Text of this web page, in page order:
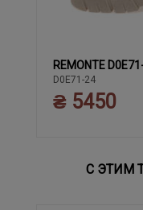
36 37 38
REMONTE
D0E71-24
₴ 5450
С ЭТИМ